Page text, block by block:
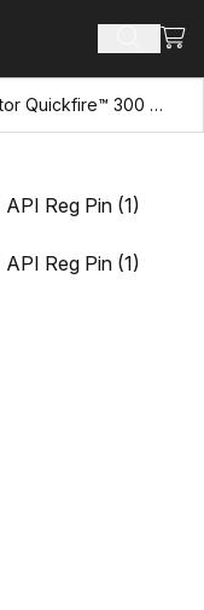
Căutați
Adaptor Quickfire™ 300 Pin x 2.375" API Reg Pin